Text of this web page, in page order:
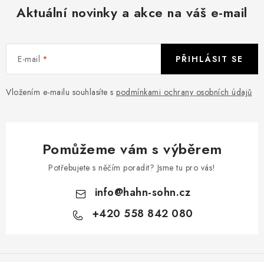
s
Aktuální novinky a akce na váš e-mail
E-mail
Vložením e-mailu souhlasíte s podmínkami ochrany osobních údajů
PŘIHLÁSIT SE
Pomůžeme vám s výběrem
Potřebujete s něčím poradit? Jsme tu pro vás!
info@hahn-sohn.cz
+420 558 842 080